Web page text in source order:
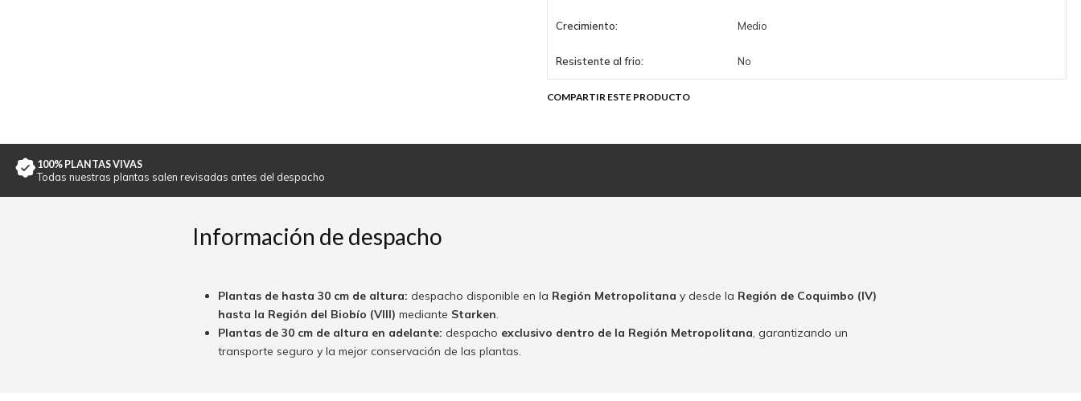
Crecimiento: Medio
Resistente al frio: No
COMPARTIR ESTE PRODUCTO
100% PLANTAS VIVAS
Todas nuestras plantas salen revisadas antes del despacho
Información de despacho
Plantas de hasta 30 cm de altura: despacho disponible en la Región Metropolitana y desde la Región de Coquimbo (IV)
hasta la Región del Biobío (VIII) mediante Starken.
Plantas de 30 cm de altura en adelante: despacho exclusivo dentro de la Región Metropolitana, garantizando un
transporte seguro y la mejor conservación de las plantas.